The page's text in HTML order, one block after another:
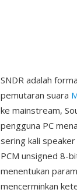
SNDR adalah
pemutaran suara
ke mainstream,
pengguna PC
sering kali
PCM unsigned 8-
menentukan
mencerminkan